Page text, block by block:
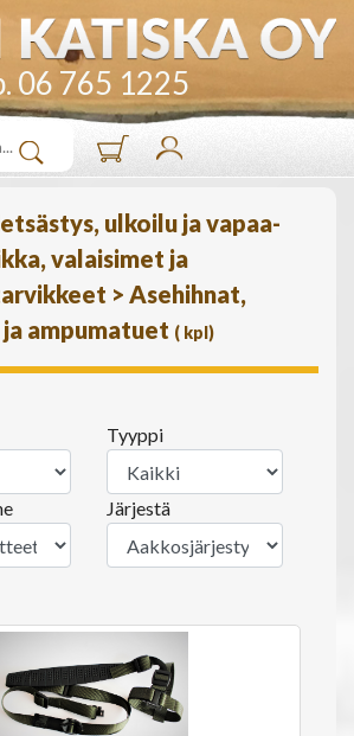
06 765 1225
ulkoilu ja vapaa-
valaisimet ja
> Asehihnat,
ampumatuet ( kpl)
Tyyppi
Järjestä